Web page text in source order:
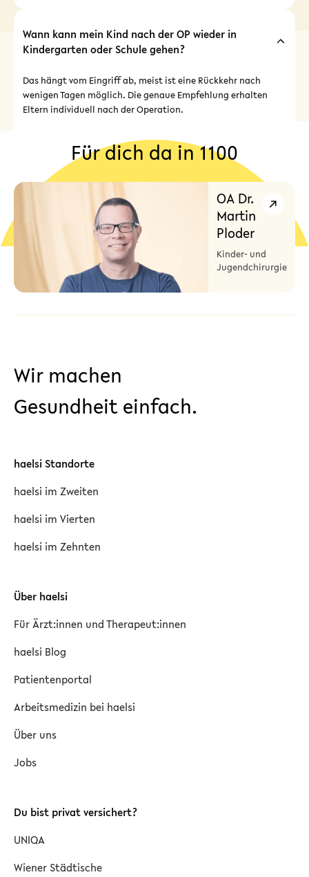
Wann kann mein Kind nach der OP wieder in
Kindergarten oder Schule gehen?
Das hängt vom Eingriff ab, meist ist eine Rückkehr nach
wenigen Tagen möglich. Die genaue Empfehlung erhalten
Eltern individuell nach der Operation.
Für dich da in 1100
OA Dr.
Martin
Ploder
Kinder- und
Jugendchirurgie
Wir machen
Gesundheit einfach.
haelsi Standorte
haelsi im Zweiten
haelsi im Vierten
haelsi im Zehnten
Über haelsi
Für Ärzt:innen und Therapeut:innen
haelsi Blog
Patientenportal
Arbeitsmedizin bei haelsi
Über uns
Jobs
Du bist privat versichert?
UNIQA
Wiener Städtische